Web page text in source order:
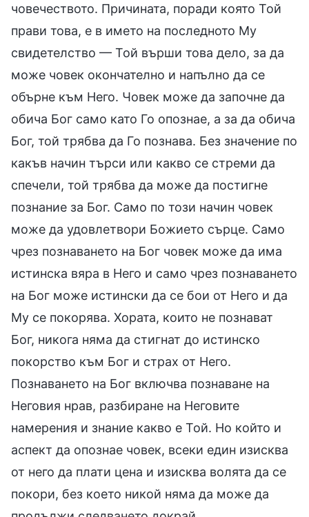
човечеството. Причината, поради която Той
прави това, е в името на последното Му
свидетелство — Той върши това дело, за да
може човек окончателно и напълно да се
обърне към Него. Човек може да започне да
обича Бог само като Го опознае, а за да обича
Бог, той трябва да Го познава. Без значение по
какъв начин търси или какво се стреми да
спечели, той трябва да може да постигне
познание за Бог. Само по този начин човек
може да удовлетвори Божието сърце. Само
чрез познаването на Бог човек може да има
истинска вяра в Него и само чрез познаването
на Бог може истински да се бои от Него и да
Му се покорява. Хората, които не познават
Бог, никога няма да стигнат до истинско
покорство към Бог и страх от Него.
Познаването на Бог включва познаване на
Неговия нрав, разбиране на Неговите
намерения и знание какво е Той. Но който и
аспект да опознае човек, всеки един изисква
от него да плати цена и изисква волята да се
покори, без което никой няма да може да